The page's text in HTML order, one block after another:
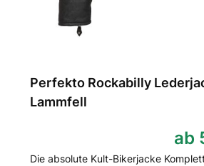
Perfekto Rockabilly Lederjacke
Lammfell
ab
Die absolute Kult-Bikerjacke